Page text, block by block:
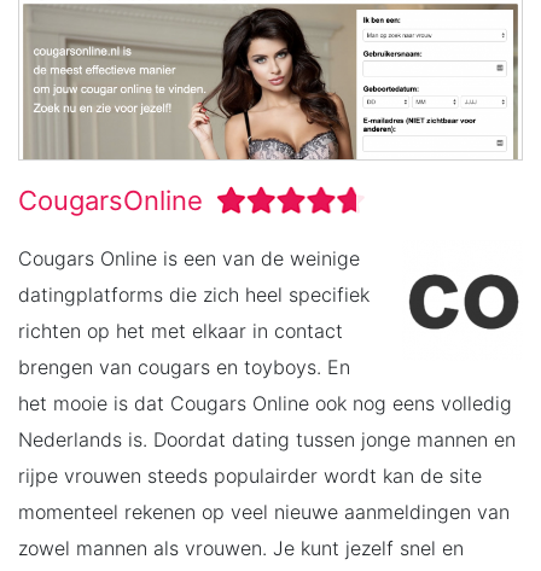
CougarsOnline
Cougars Online is een van de weinige
datingplatforms die zich heel specifiek
richten op het met elkaar in contact
brengen van cougars en toyboys. En
het mooie is dat Cougars Online ook nog eens volledig
Nederlands is. Doordat dating tussen jonge mannen en
rijpe vrouwen steeds populairder wordt kan de site
momenteel rekenen op veel nieuwe aanmeldingen van
zowel mannen als vrouwen. Je kunt jezelf snel en